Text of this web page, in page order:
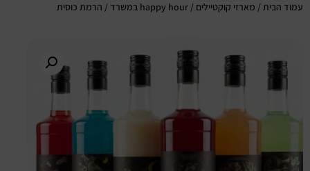
עמוד הבית/ מארזי קוקטיילים / happy hour במשרד / הרמת כוסית